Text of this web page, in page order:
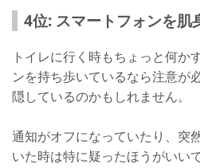
4位: スマートフォンを肌
トイレに行く時もちょっと何か
ンを持ち歩いているなら注意が
隠しているのかもしれません。
通知がオフになっていたり、突
いた時は特に疑ったほうがいい